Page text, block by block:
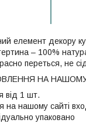
елемент декору
– 100%
переться, не
НА НАШОМУ
від 1 шт.
на нашому сайті
упаковано